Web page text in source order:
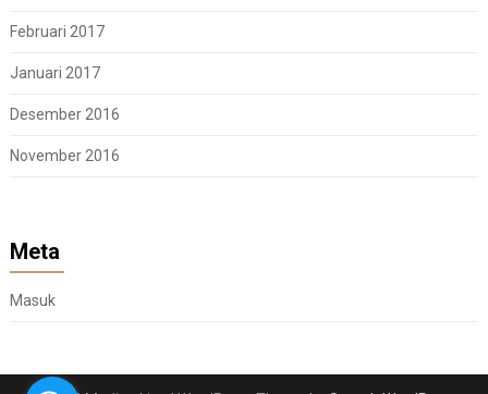
Februari 2017
Januari 2017
Desember 2016
November 2016
Meta
Masuk